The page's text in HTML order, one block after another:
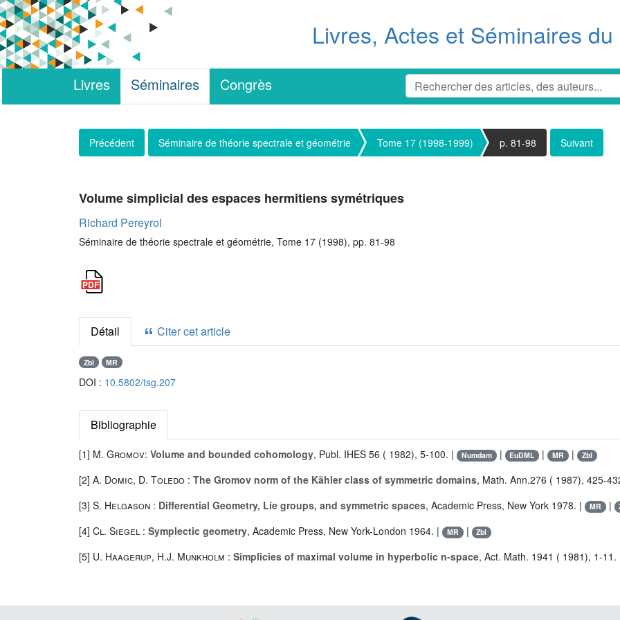
Livres, Actes et Séminaires
Livres Séminaires Congrès
Précédent Séminaire de théorie spectrale et géométrie Tome 17 (1998-1999) p. 81-98 Suivant
Volume simplicial des espaces hermitiens symétriques
Richard Pereyrol
Séminaire de théorie spectrale et géométrie, Tome 17 (1998), pp. 81-98
Détail Citer cet article
Zbl MR
DOI : 10.5802/tsg.207
Bibliographie
[1] M. Gromov: Volume and bounded cohomology, Publ. IHES 56 ( 1982), 5-100. | Numdam | EuDML | MR | Zbl
[2] A. Domic, D. Toledo : The Gromov norm of the Kähler class of symmetric domains, Math. Ann.276 ( 1987), 425-
[3] S. Helgason : Differential Geometry, Lie groups, and symmetric spaces, Academic Press, New York 1978. | MR |
[4] Cl. Siegel: Symplectic geometry, Academic Press, New York-London 1964. | MR | Zbl
[5] U. Haagerup, H.J. Munkholm : Simplicies of maximal volume in hyperbolic n-space, Act. Math. 1941 ( 1981), 1-11.